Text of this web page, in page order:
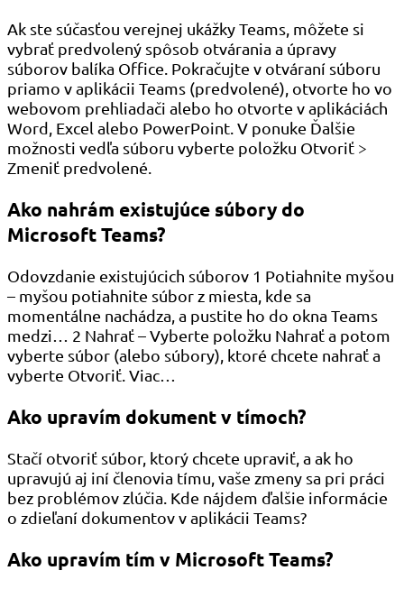
Ak ste súčasťou verejnej ukážky Teams, môžete si
vybrať predvolený spôsob otvárania a úpravy
súborov balíka Office. Pokračujte v otváraní súboru
priamo v aplikácii Teams (predvolené), otvorte ho vo
webovom prehliadači alebo ho otvorte v aplikáciách
Word, Excel alebo PowerPoint. V ponuke Ďalšie
možnosti vedľa súboru vyberte položku Otvoriť >
Zmeniť predvolené.
Ako nahrám existujúce súbory do
Microsoft Teams?
Odovzdanie existujúcich súborov 1 Potiahnite myšou
– myšou potiahnite súbor z miesta, kde sa
momentálne nachádza, a pustite ho do okna Teams
medzi… 2 Nahrať – Vyberte položku Nahrať a potom
vyberte súbor (alebo súbory), ktoré chcete nahrať a
vyberte Otvoriť. Viac…
Ako upravím dokument v tímoch?
Stačí otvoriť súbor, ktorý chcete upraviť, a ak ho
upravujú aj iní členovia tímu, vaše zmeny sa pri práci
bez problémov zlúčia. Kde nájdem ďalšie informácie
o zdieľaní dokumentov v aplikácii Teams?
Ako upravím tím v Microsoft Teams?